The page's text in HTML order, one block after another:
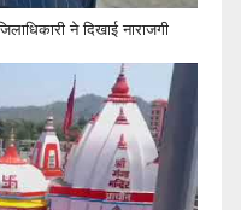
ने दिखाई नाराजगी